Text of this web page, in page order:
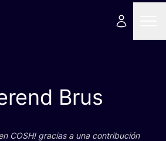
Brus
COSH! gra­cias a una con­tri­bu­ción